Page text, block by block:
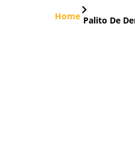
Home Palito De